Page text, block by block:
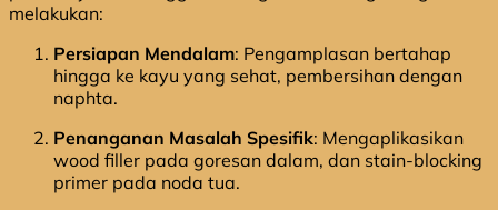
melakukan:
Persiapan Mendalam: Pengamplasan bertahap
hingga ke kayu yang sehat, pembersihan dengan
naphta.
Penanganan Masalah Spesifik: Mengaplikasikan
wood filler pada goresan dalam, dan stain-blocking
primer pada noda tua.